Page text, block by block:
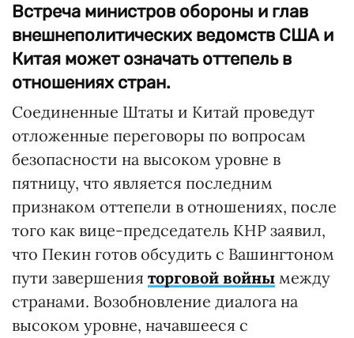
Встреча министров обороны и глав
внешнеполитических ведомств США и
Китая может означать оттепель в
отношениях стран.
Соединенные Штаты и Китай проведут
отложенные переговоры по вопросам
безопасности на высоком уровне в
пятницу, что является последним
признаком оттепели в отношениях, после
того как вице-председатель КНР заявил,
что Пекин готов обсудить с Вашингтоном
пути завершения торговой войны между
странами. Возобновление диалога на
высоком уровне, начавшееся с